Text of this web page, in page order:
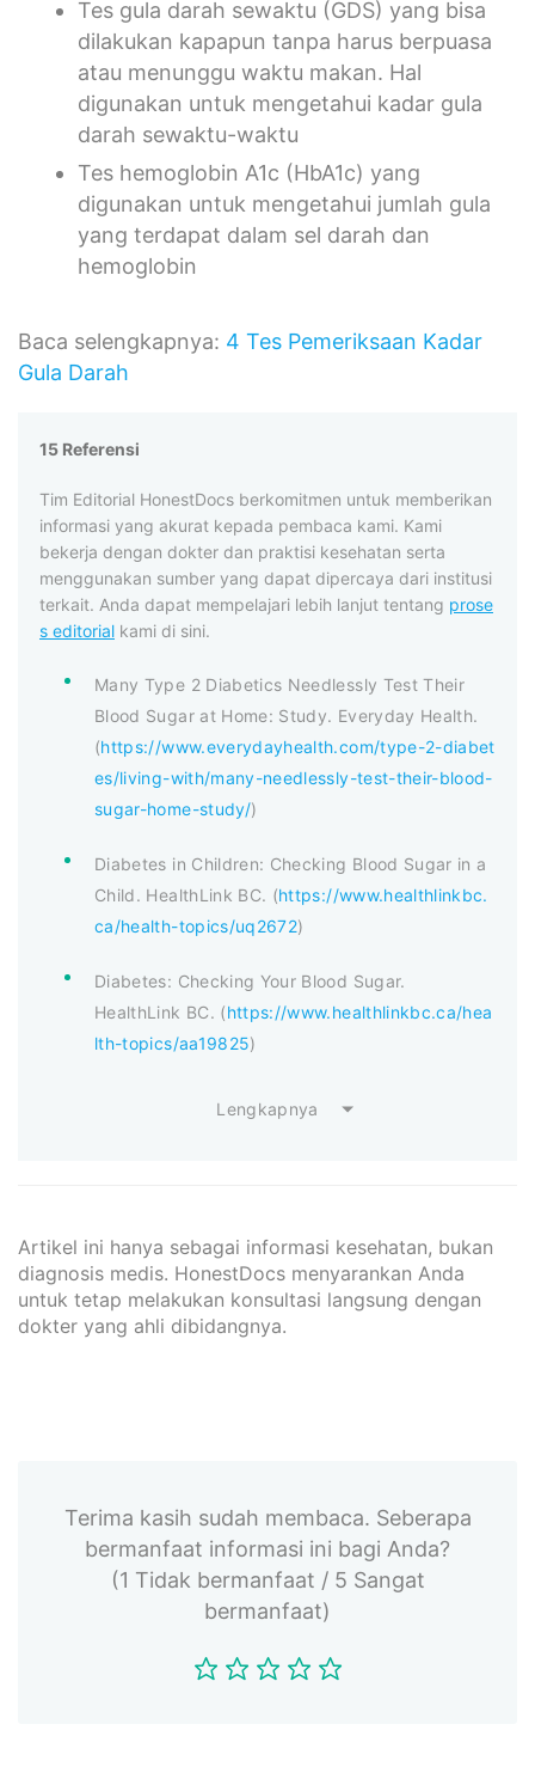
Tes gula darah sewaktu (GDS) yang bisa
dilakukan kapapun tanpa harus berpuasa
atau menunggu waktu makan. Hal
digunakan untuk mengetahui kadar gula
darah sewaktu-waktu
Tes hemoglobin A1c (HbA1c) yang
digunakan untuk mengetahui jumlah gula
yang terdapat dalam sel darah dan
hemoglobin
Baca selengkapnya: 4 Tes Pemeriksaan Kadar
Gula Darah
15 Referensi
Tim Editorial HonestDocs berkomitmen untuk memberikan
informasi yang akurat kepada pembaca kami. Kami
bekerja dengan dokter dan praktisi kesehatan serta
menggunakan sumber yang dapat dipercaya dari institusi
terkait. Anda dapat mempelajari lebih lanjut tentang prose
s editorial kami di sini.
Many Type 2 Diabetics Needlessly Test Their
Blood Sugar at Home: Study. Everyday Health.
(https://www.everydayhealth.com/type-2-diabet
es/living-with/many-needlessly-test-their-blood-
sugar-home-study/)
Diabetes in Children: Checking Blood Sugar in a
Child. HealthLink BC. (https://www.healthlinkbc.
ca/health-topics/uq2672)
Diabetes: Checking Your Blood Sugar.
HealthLink BC. (https://www.healthlinkbc.ca/hea
lth-topics/aa19825)
Lengkapnya
Artikel ini hanya sebagai informasi kesehatan, bukan
diagnosis medis. HonestDocs menyarankan Anda
untuk tetap melakukan konsultasi langsung dengan
dokter yang ahli dibidangnya.
Terima kasih sudah membaca. Seberapa
bermanfaat informasi ini bagi Anda?
(1 Tidak bermanfaat / 5 Sangat
bermanfaat)